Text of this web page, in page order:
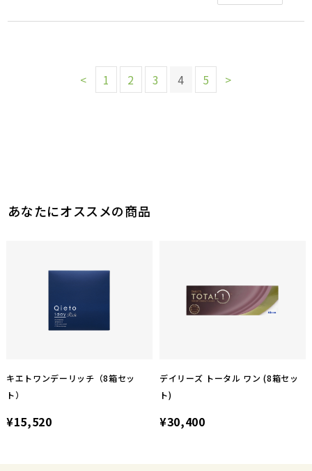
< 1 2 3 4 5 >
あなたにオススメの商品
キエトワンデーリッチ（8箱セッ
ト）
¥15,520
デイリーズ トータル ワン (8箱セッ
ト)
¥30,400